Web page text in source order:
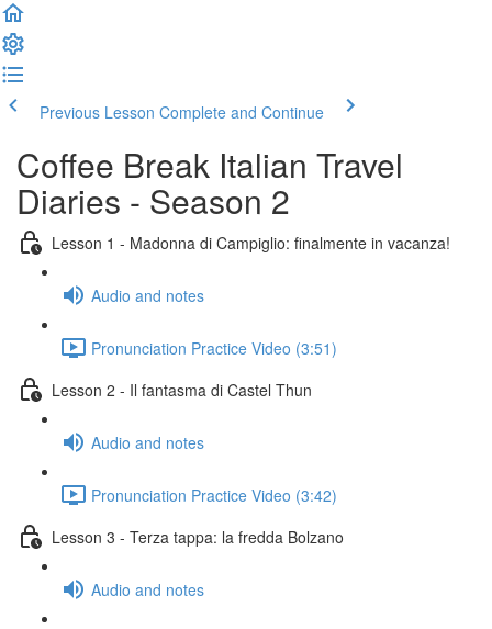
Previous Lesson Complete and Continue
Coffee Break Italian Travel
Diaries - Season 2
Lesson 1 - Madonna di Campiglio: finalmente in vacanza!
Audio and notes
Pronunciation Practice Video (3:51)
Lesson 2 - Il fantasma di Castel Thun
Audio and notes
Pronunciation Practice Video (3:42)
Lesson 3 - Terza tappa: la fredda Bolzano
Audio and notes